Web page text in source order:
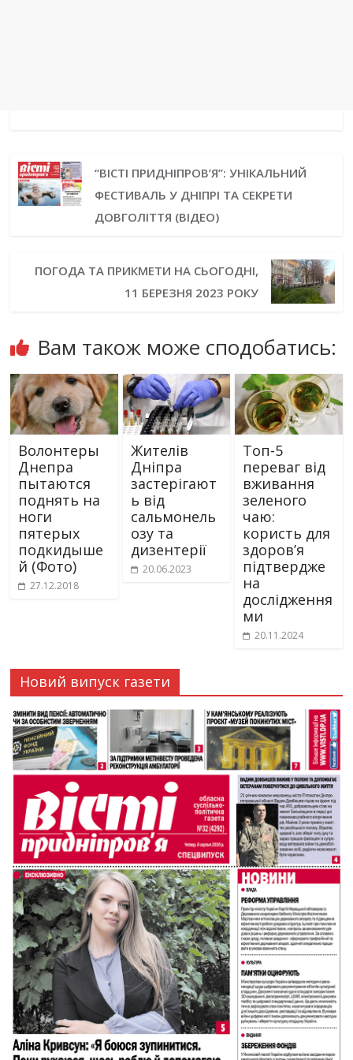
“ВІСТІ ПРИДНІПРОВ’Я”: УНІКАЛЬНИЙ
ФЕСТИВАЛЬ У ДНІПРІ ТА СЕКРЕТИ
ДОВГОЛІТТЯ (ВІДЕО)
ПОГОДА ТА ПРИКМЕТИ НА СЬОГОДНІ,
11 БЕРЕЗНЯ 2023 РОКУ
Вам також може сподобатись:
Волонтеры
Днепра
пытаются
поднять на
ноги
пятерых
подкидыше
й (Фото)
27.12.2018
Жителів
Дніпра
застерігают
ь від
сальмонель
озу та
дизентерії
20.06.2023
Топ-5
переваг від
вживання
зеленого
чаю:
користь для
здоров’я
підтвердже
на
дослідження
ми
20.11.2024
Новий випуск газети